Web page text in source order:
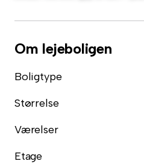
Om lejeboligen
Boligtype
Størrelse
Værelser
Etage